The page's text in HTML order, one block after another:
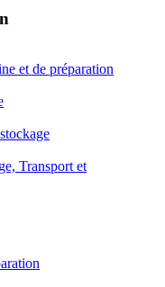
et de préparation
Transport et